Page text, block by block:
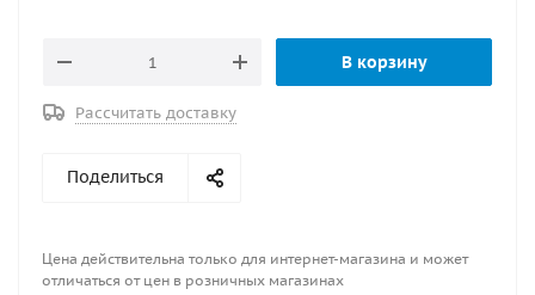
В корзину
Рассчитать доставку
Поделиться
Цена действительна только для интернет-магазина и может
отличаться от цен в розничных магазинах